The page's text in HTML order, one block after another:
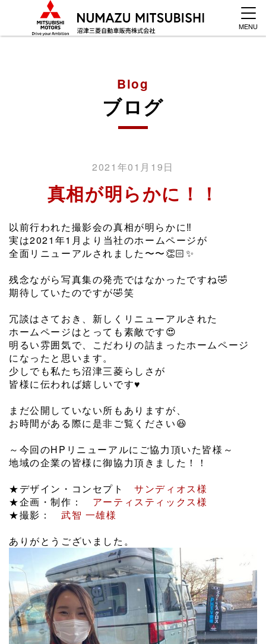
MENU
Blog
ブログ
2021年01月19日
真相が明らかに！！
以前行われた撮影会の真相が明らかに‼️
実は2021年1月より当社のホームページが
全面リニューアルされました〜〜👏🏻✨
残念ながら写真集の発売ではなかったですね🤣
期待していたのですが🤣笑
冗談はさておき、新しくリニューアルされた
ホームページはとっても素敵です😍
明るい雰囲気で、こだわりの詰まったホームページ
になったと思います。
少しでも私たち沼津三菱らしさが
皆様に伝われば嬉しいです♥
まだ公開していない所もありますが、
お時間がある際に是非ご覧ください😆
～今回のHPリニューアルにご協力頂いた皆様～
地域の企業の皆様に御協力頂きました！！
★デザイン・コンセプトサンディオス様
★企画・制作： アーティスティックス様
★撮影： 武智 一雄様
ありがとうございました。